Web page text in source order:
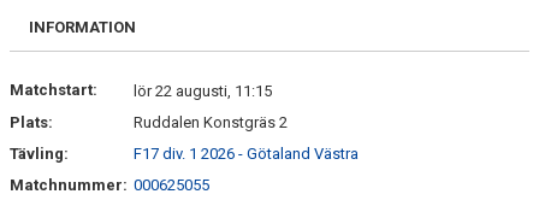
INFORMATION
Matchstart:
lör 22 augusti, 11:15
Plats:
Ruddalen Konstgräs 2
Tävling:
F17 div. 1 2026 - Götaland Västra
Matchnummer: 000625055